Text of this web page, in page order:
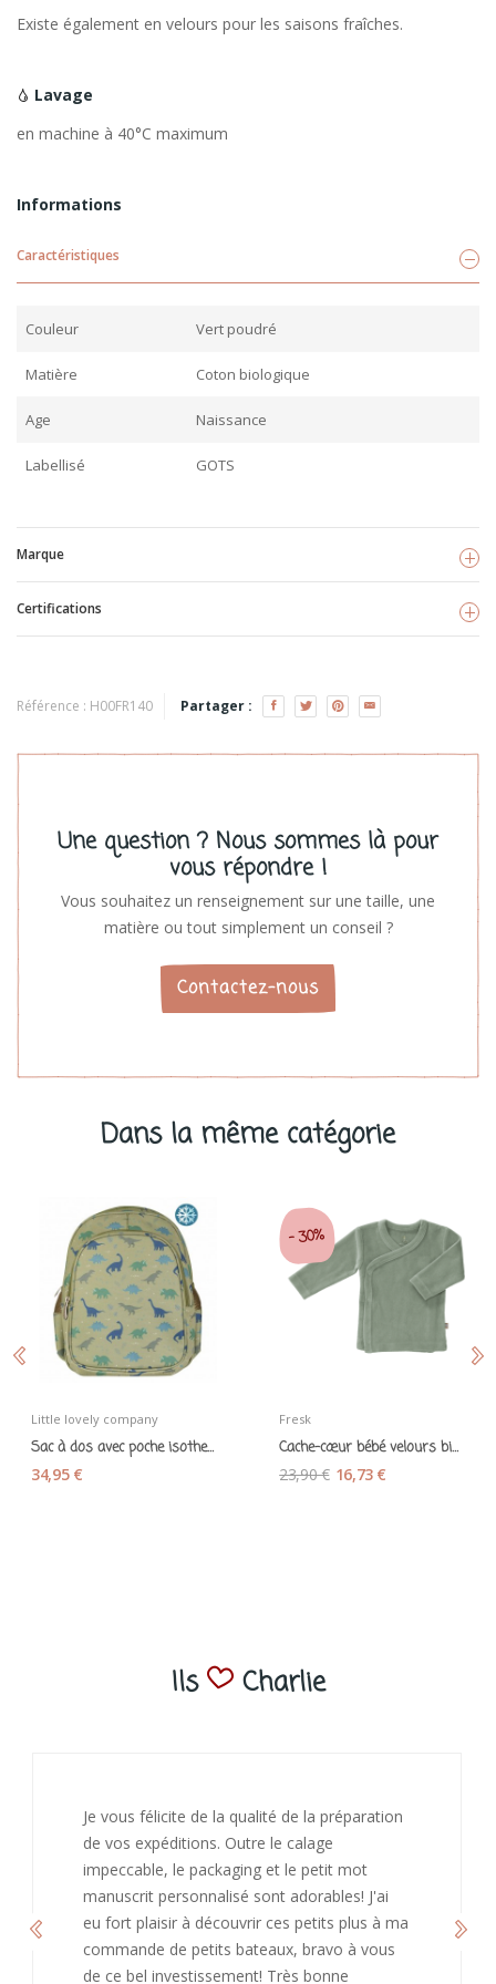
Existe également en velours pour les saisons fraîches.
Lavage
en machine à 40°C maximum
Informations
Caractéristiques
Couleur Vert poudré
Matière Coton biologique
Age Naissance
Labellisé GOTS
Marque
Voir les produits
Certifications
Référence : H00FR140 Partager :
Une question ? Nous sommes là pour
vous répondre !
Vous souhaitez un renseignement sur une taille, une
matière ou tout simplement un conseil ?
Contactez-nous
Dans la même catégorie
Little lovely company
Sac à dos avec poche isotherme "Dinosaures"...
34,95 €
Fresk
Cache-cœur bébé velours bio vert forêt - Fresk
23,90 € 16,73 €
-30%
Ils Charlie
J’ai adoré ouvrir ce paquet votre message est
bienveillant et fait plaisir. Je ne manquerai pas
de recommandé chez vous. Bonne
continuation et merci à vous.
Caroline